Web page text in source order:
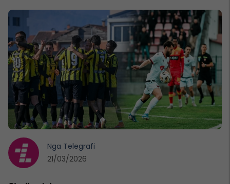
Nga Telegrafi
21/03/2026